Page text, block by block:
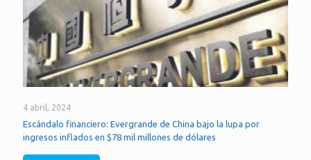
4 abril, 2024
Escándalo financiero: Evergrande de China bajo la lupa por
ingresos inflados en $78 mil millones de dólares